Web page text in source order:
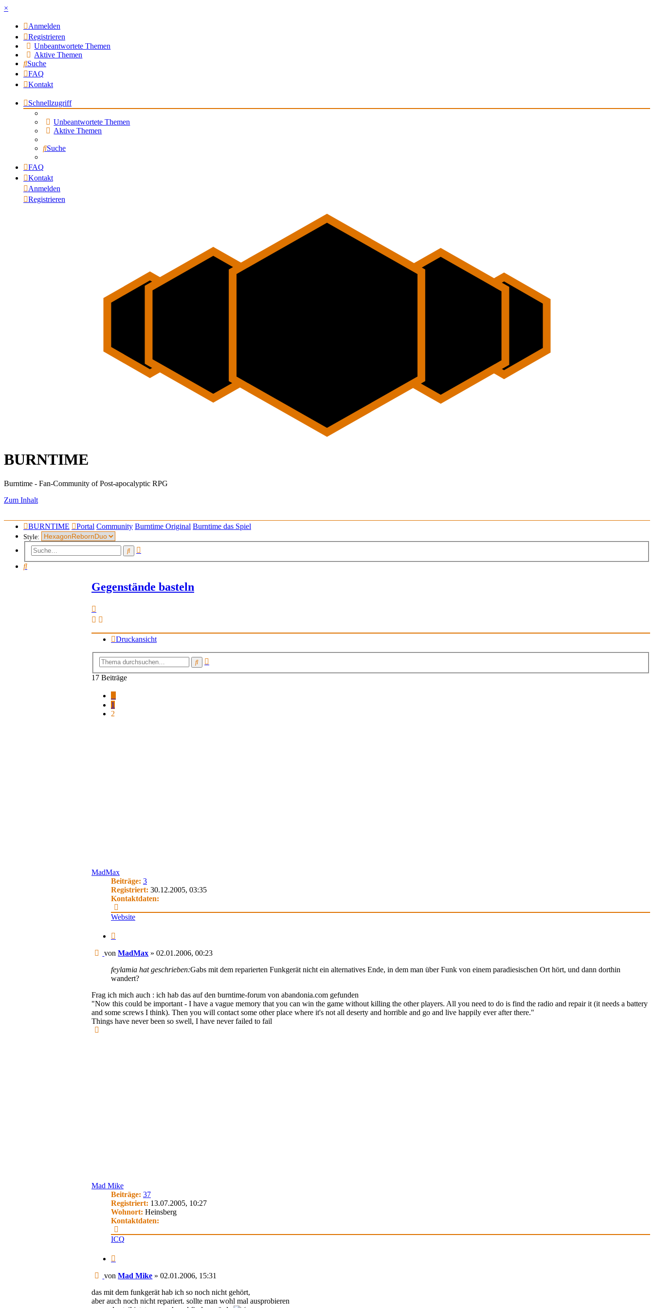
×
Anmelden
Registrieren
Unbeantwortete Themen
Aktive Themen
Suche
FAQ
Kontakt
Schnellzugriff
Unbeantwortete Themen
Aktive Themen
Suche
FAQ
Kontakt
Anmelden
Registrieren
BURNTIME
Burntime - Fan-Community of Post-apocalyptic RPG
Zum Inhalt
BURNTIME Portal Community Burntime Original Burntime das Spiel
Style:
Suche
Suche
Gegenstände basteln
Druckansicht
Suche
17 Beiträge
Vorherige
1
2
MadMax
Beiträge: 3
Registriert: 30.12.2005, 03:35
Kontaktdaten:
von
Website
Beitrag
vonMadMax »02.01.2006, 00:23
feylamia hat geschrieben:Gabs mit dem reparierten Funkgerät nicht ein alternatives Ende, in dem man über Funk von einem paradiesischen Ort hört, und dann dorthin
wandert?
Frag ich mich auch : ich hab das auf den burntime-forum von abandonia.com gefunden
"Now this could be important - I have a vague memory that you can win the game without killing the other players. All you need to do is find the radio and repair it (it needs a battery
and some screws I think). Then you will contact some other place where it's not all deserty and horrible and go and live happily ever after there."
Things have never been so swell, I have never failed to fail
Mad Mike
Beiträge: 37
Registriert: 13.07.2005, 10:27
Wohnort: Heinsberg
Kontaktdaten:
von
ICQ
Beitrag
vonMad Mike »02.01.2006, 15:31
das mit dem funkgerät hab ich so noch nicht gehört,
aber auch noch nicht repariert. sollte man wohl mal ausprobieren